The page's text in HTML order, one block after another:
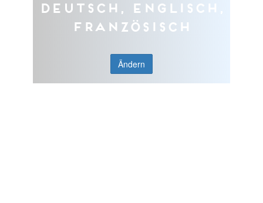
Deutsch, Englisch,
Französisch
Ändern